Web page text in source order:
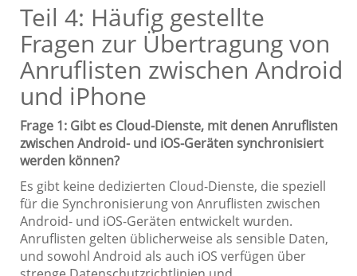
Teil 4: Häufig gestellte
Fragen zur Übertragung von
Anruflisten zwischen Android
und iPhone
Frage 1: Gibt es Cloud-Dienste, mit denen Anruflisten
zwischen Android- und iOS-Geräten synchronisiert
werden können?
Es gibt keine dedizierten Cloud-Dienste, die speziell
für die Synchronisierung von Anruflisten zwischen
Android- und iOS-Geräten entwickelt wurden.
Anruflisten gelten üblicherweise als sensible Daten,
und sowohl Android als auch iOS verfügen über